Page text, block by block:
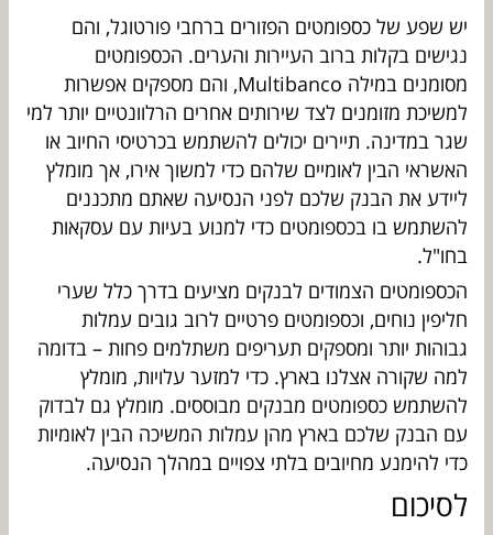
יש שפע של כספומטים הפזורים ברחבי פורטוגל, והם
נגישים בקלות ברוב העיירות והערים. הכספומטים
מסומנים במילה Multibanco, והם מספקים אפשרות
למשיכת מזומנים לצד שירותים אחרים הרלוונטיים יותר למי
שגר במדינה. תיירים יכולים להשתמש בכרטיסי החיוב או
האשראי הבין לאומיים שלהם כדי למשוך אירו, אך מומלץ
ליידע את הבנק שלכם לפני הנסיעה שאתם מתכננים
להשתמש בו בכספומטים כדי למנוע בעיות עם עסקאות
בחו"ל.
הכספומטים הצמודים לבנקים מציעים בדרך כלל שערי
חליפין נוחים, וכספומטים פרטיים לרוב גובים עמלות
גבוהות יותר ומספקים תעריפים משתלמים פחות – בדומה
למה שקורה אצלנו בארץ. כדי למזער עלויות, מומלץ
להשתמש כספומטים מבנקים מבוססים. מומלץ גם לבדוק
עם הבנק שלכם בארץ מהן עמלות המשיכה הבין לאומיות
כדי להימנע מחיובים בלתי צפויים במהלך הנסיעה.
לסיכום